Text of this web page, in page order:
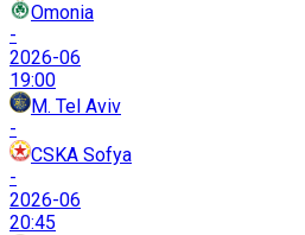
Omonia
-
2026-06
19:00
M. Tel Aviv
-
CSKA Sofya
-
2026-06
20:45